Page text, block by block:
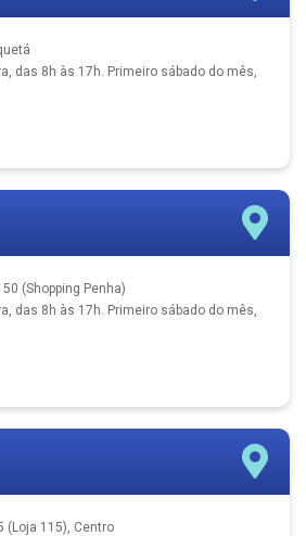
das 8h às 17h. Primeiro sábado do mês,
(Shopping Penha)
das 8h às 17h. Primeiro sábado do mês,
(Loja 115), Centro